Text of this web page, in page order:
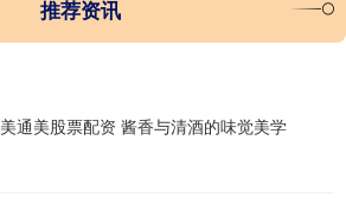
推荐资讯
美通美股票配资 酱香与清酒的味觉美学